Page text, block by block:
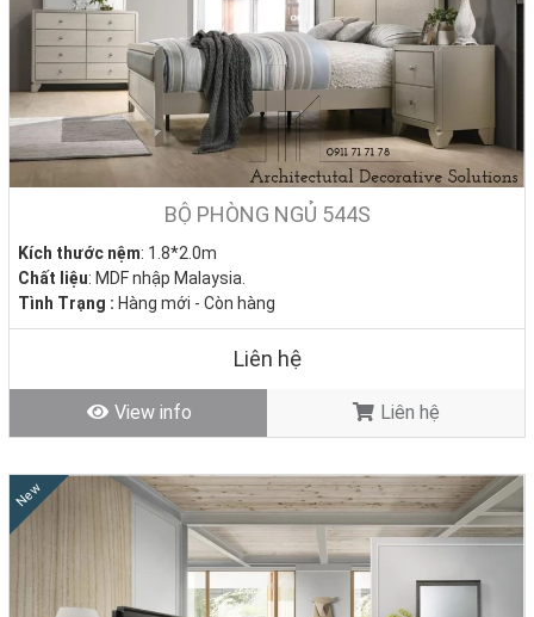
BỘ PHÒNG NGỦ 544S
Kích thước nệm: 1.8*2.0m
Chất liệu: MDF nhập Malaysia.
Tình Trạng : Hàng mới - Còn hàng
Liên hệ
View info Liên hệ
New